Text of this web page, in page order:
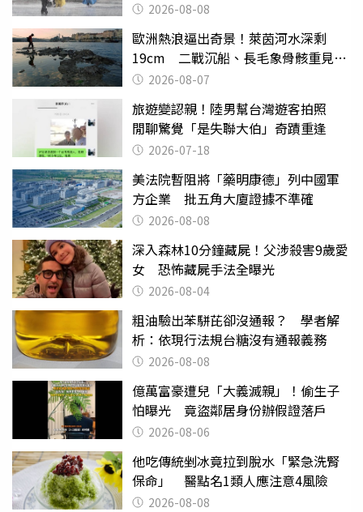
2026-08-08
歐洲熱浪逼出奇景！萊茵河水深剩
19cm 二戰沉船、長毛象骨骸重見天
日 2026-08-07
旅遊變認親！陸男幫台灣遊客拍照
閒聊驚覺「是失聯大伯」奇蹟重逢
2026-07-18
美法院暫阻將「藥明康德」列中國軍
方企業 批五角大廈證據不準確
2026-08-08
深入森林10分鐘藏屍！父涉殺害9歲愛
女 恐怖藏屍手法全曝光
2026-08-04
粗油驗出苯駢芘卻沒通報？ 學者解
析：依現行法規台糖沒有通報義務
2026-08-08
億萬富豪遭兒「大義滅親」！偷生子
怕曝光 竟盜鄰居身份辦假證落戶
2026-08-06
他吃傳統剉冰竟拉到脫水「緊急洗腎
保命」 醫點名1類人應注意4風險
2026-08-08